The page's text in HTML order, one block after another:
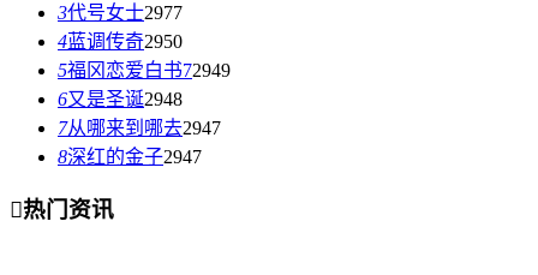
3代号女士2977
4蓝调传奇2950
5福冈恋爱白书72949
6又是圣诞2948
7从哪来到哪去2947
8深红的金子2947
热门资讯